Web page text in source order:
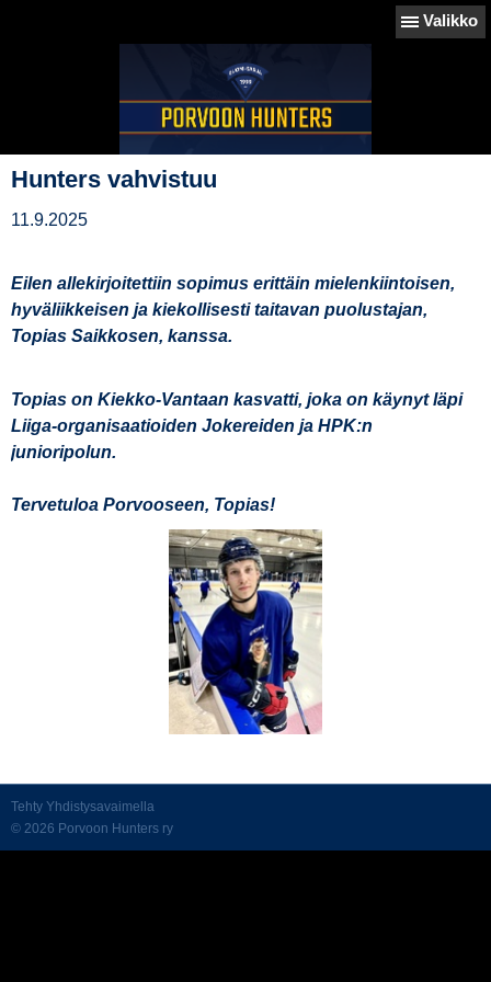
Valikko
Hunters vahvistuu
11.9.2025
Eilen allekirjoitettiin sopimus erittäin mielenkiintoisen,
hyväliikkeisen ja kiekollisesti taitavan puolustajan,
Topias Saikkosen, kanssa.
Topias on Kiekko-Vantaan kasvatti, joka on käynyt läpi
Liiga-organisaatioiden Jokereiden ja HPK:n
junioripolun.
Tervetuloa Porvooseen, Topias!
Tehty Yhdistysavaimella
© 2026 Porvoon Hunters ry